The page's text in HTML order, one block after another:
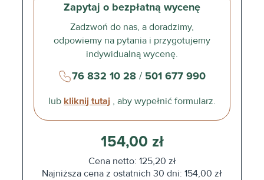
Zapytaj o bezpłatną wycenę
Zadzwoń do nas, a doradzimy,
odpowiemy na pytania i przygotujemy
indywidualną wycenę.
76 832 10 28/ 501 677 990
lub kliknij tutaj , aby wypełnić formularz.
154,00 zł
Cena netto: 125,20 zł
Najniższa cena z ostatnich 30 dni: 154,00 zł